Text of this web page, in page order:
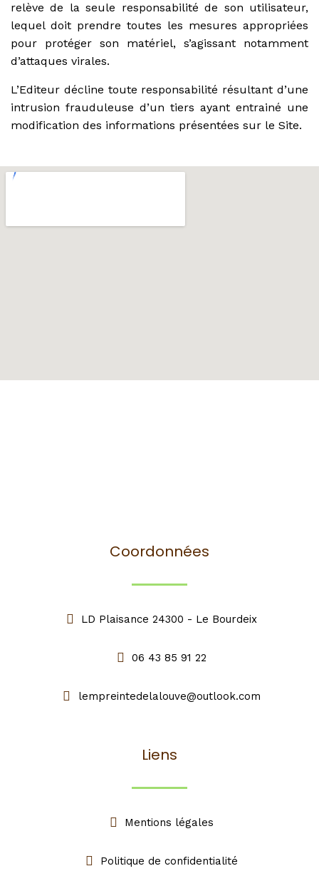
relève de la seule responsabilité de son utilisateur,
lequel doit prendre toutes les mesures appropriées
pour protéger son matériel, s’agissant notamment
d’attaques virales.
L’Editeur décline toute responsabilité résultant d’une
intrusion frauduleuse d’un tiers ayant entrainé une
modification des informations présentées sur le Site.
Coordonnées
LD Plaisance 24300 - Le Bourdeix
06 43 85 91 22
lempreintedelalouve@outlook.com
Liens
Mentions légales
Politique de confidentialité